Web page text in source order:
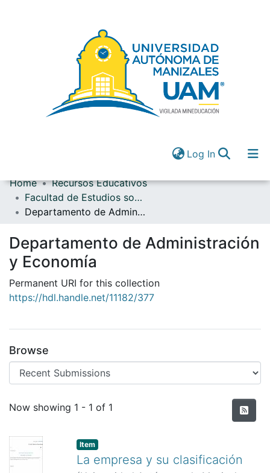
Log In(current)
Communities & Collections
All of DSpace
Log In(current)
Home
Recursos Educativos
Facultad de Estudios sociales y empresariales
Departamento de Administración y Economía
Departamento de Administración
y Economía
Permanent URI for this collection
https://hdl.handle.net/11182/377
Browse
Recent Submissions
Now showing 1 - 1 of 1
Item
La empresa y su clasificación